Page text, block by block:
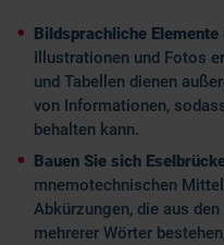
Bildsprachliche Elemente
Illustrationen und Fotos
und Tabellen dienen
von Informationen,
behalten kann.
Bauen Sie sich
mnemotechnischen
Abkürzungen, die aus
mehrerer Wörter